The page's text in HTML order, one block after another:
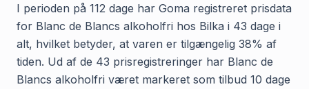
I perioden på 112 dage har Goma registreret prisdata
for Blanc de Blancs alkoholfri hos Bilka i 43 dage i
alt, hvilket betyder, at varen er tilgængelig 38% af
tiden. Ud af de 43 prisregistreringer har Blanc de
Blancs alkoholfri været markeret som tilbud 10 dage